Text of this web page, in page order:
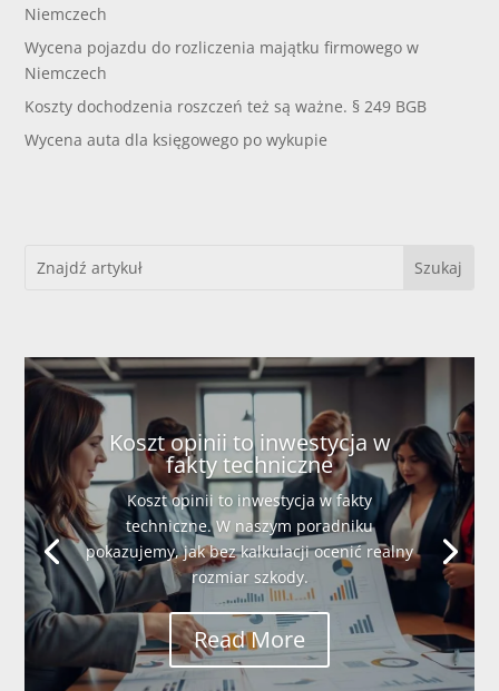
Niemczech
Wycena pojazdu do rozliczenia majątku firmowego w
Niemczech
Koszty dochodzenia roszczeń też są ważne. § 249 BGB
Wycena auta dla księgowego po wykupie
Koszt opinii to inwestycja w
fakty techniczne
Koszt opinii to inwestycja w fakty
techniczne. W naszym poradniku
pokazujemy, jak bez kalkulacji ocenić realny
rozmiar szkody.
Read More